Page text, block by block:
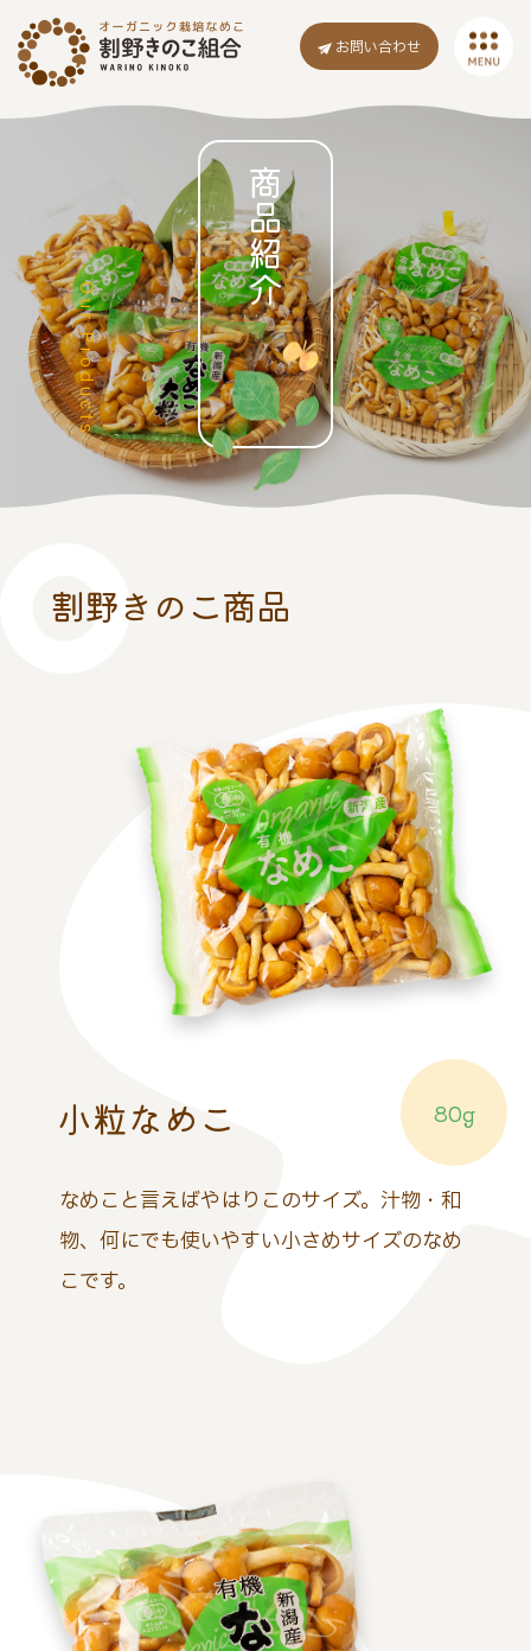
お問い合わせ
MENU
Our Products
商品紹介
割野き のこ商品
80g
小粒なめこ
なめこと言えばやはりこのサイズ。汁物・和
物、何にでも使いやすい小さめサイズのなめ
こです。